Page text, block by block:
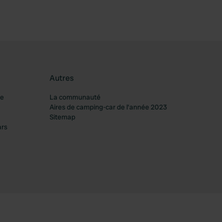
Autres
La communauté
Aires de camping-car de l’année 2023
Sitemap